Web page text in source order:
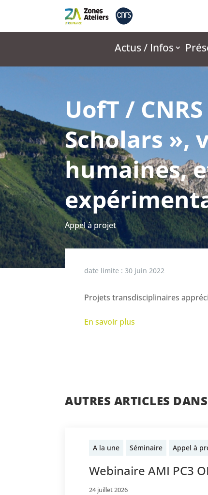
Actus / Infos
UofT /
Scholars »,
humaines,
Appel à projet
date limite : 30 juin 2022
Projets transdisciplinaires
En savoir plus
AUTRES ARTICLES
A la une Séminaire Appel à
Webinaire AMI PC3
24 juillet 2026